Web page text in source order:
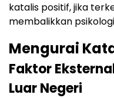
katalis positif, jika
membalikkan
Mengurai
Faktor
Luar Negeri